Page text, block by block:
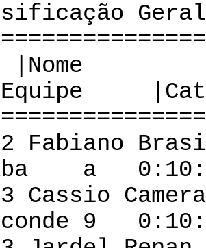
|Cat |
Fabiano
a
Cassio
9